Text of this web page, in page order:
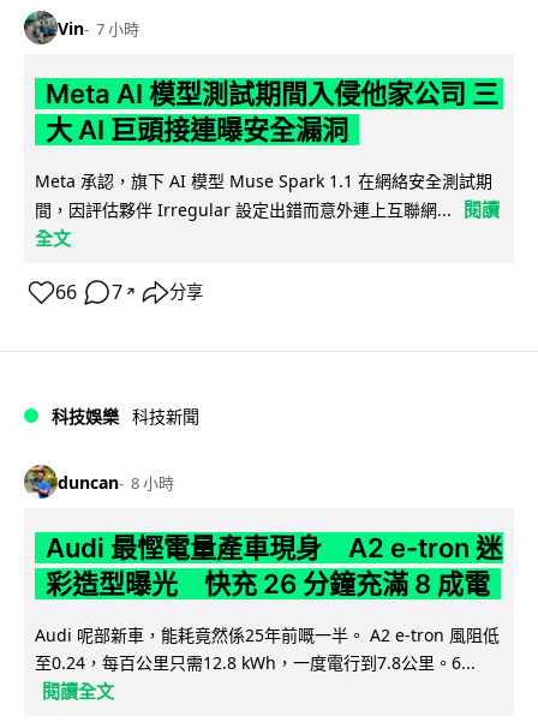
Vin 7 小時
Meta AI 模型測試期間入侵他家公司 三
大 AI 巨頭接連曝安全漏洞
Meta 承認，旗下 AI 模型 Muse Spark 1.1 在網絡安全測試期
間，因評估夥伴 Irregular 設定出錯而意外連上互聯網...
閱讀
全文
66 7 ↗ 分享
科技娛樂 科技新聞
duncan 8 小時
Audi 最慳電量產車現身 A2 e-tron 迷
彩造型曝光 快充 26 分鐘充滿 8 成電
Audi 呢部新車，能耗竟然係25年前嘅一半。 A2 e-tron 風阻低
至0.24，每百公里只需12.8 kWh，一度電行到7.8公里。6...
閱讀全文